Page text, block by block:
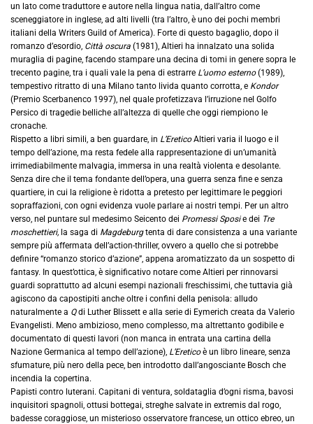
un lato come traduttore e autore nella lingua natia, dall’altro come
sceneggiatore in inglese, ad alti livelli (tra l’altro, è uno dei pochi membri
italiani della Writers Guild of America). Forte di questo bagaglio, dopo il
romanzo d’esordio, Città oscura (1981), Altieri ha innalzato una solida
muraglia di pagine, facendo stampare una decina di tomi in genere sopra le
trecento pagine, tra i quali vale la pena di estrarre L’uomo esterno(1989),
tempestivo ritratto di una Milano tanto livida quanto corrotta, e Kondor
(Premio Scerbanenco 1997), nel quale profetizzava l’irruzione nel Golfo
Persico di tragedie belliche all’altezza di quelle che oggi riempiono le
cronache.
Rispetto a libri simili, a ben guardare, in L’EreticoAltieri varia il luogo e il
tempo dell’azione, ma resta fedele alla rappresentazione di un’umanità
irrimediabilmente malvagia, immersa in una realtà violenta e desolante.
Senza dire che il tema fondante dell’opera, una guerra senza fine e senza
quartiere, in cui la religione è ridotta a pretesto per legittimare le peggiori
sopraffazioni, con ogni evidenza vuole parlare ai nostri tempi. Per un altro
verso, nel puntare sul medesimo Seicento dei Promessi Sposie dei Tre
moschettieri, la saga di Magdeburgtenta di dare consistenza a una variante
sempre più affermata dell’action-thriller, ovvero a quello che si potrebbe
definire “romanzo storico d’azione”, appena aromatizzato da un sospetto di
fantasy. In quest’ottica, è significativo notare come Altieri per rinnovarsi
guardi soprattutto ad alcuni esempi nazionali freschissimi, che tuttavia già
agiscono da capostipiti anche oltre i confini della penisola: alludo
naturalmente a Qdi Luther Blissett e alla serie di Eymerich creata da Valerio
Evangelisti. Meno ambizioso, meno complesso, ma altrettanto godibile e
documentato di questi lavori (non manca in entrata una cartina della
Nazione Germanica al tempo dell’azione), L’Ereticoè un libro lineare, senza
sfumature, più nero della pece, ben introdotto dall’angosciante Bosch che
incendia la copertina.
Papisti contro luterani. Capitani di ventura, soldataglia d’ogni risma, bavosi
inquisitori spagnoli, ottusi bottegai, streghe salvate in extremis dal rogo,
badesse coraggiose, un misterioso osservatore francese, un ottico ebreo, un